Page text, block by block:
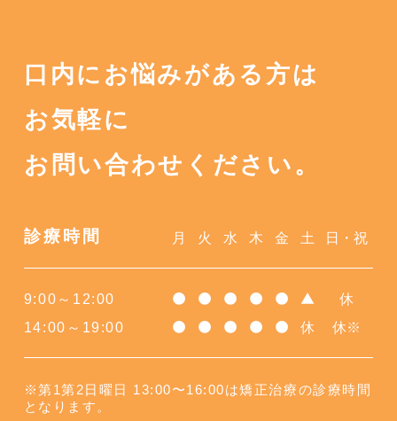
口内にお悩みがある方は
お気軽に
お問い合わせください。
診療時間 月 火 水 木 金 土 日・祝
9:00～12:00 ● ● ● ● ● ▲
休
14:00～19:00
● ● ● ● ● 休 休※
※第1第2日曜日 13:00〜16:00は矯正治療の診療時間
となります。